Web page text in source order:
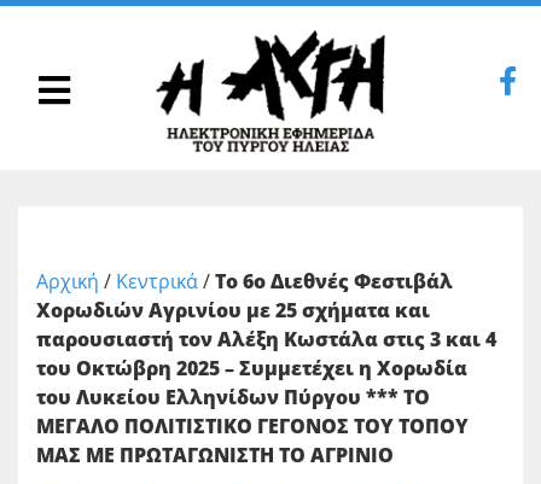
Αρχική / Κεντρικά/Το 6ο Διεθνές Φεστιβάλ
Χορωδιών Αγρινίου με 25 σχήματα και
παρουσιαστή τον Αλέξη Κωστάλα στις 3 και 4
του Οκτώβρη 2025 – Συμμετέχει η Χορωδία
του Λυκείου Ελληνίδων Πύργου *** ΤΟ
ΜΕΓΑΛΟ ΠΟΛΙΤΙΣΤΙΚΟ ΓΕΓΟΝΟΣ ΤΟΥ ΤΟΠΟΥ
ΜΑΣ ΜΕ ΠΡΩΤΑΓΩΝΙΣΤΗ ΤΟ ΑΓΡΙΝΙΟ